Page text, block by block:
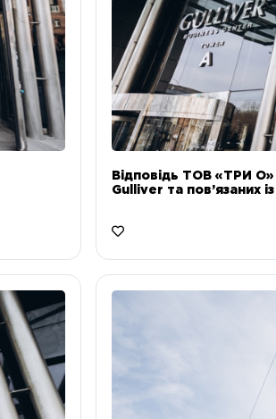
Відповідь ТОВ «ТРИ
Gulliver та пов’язаних